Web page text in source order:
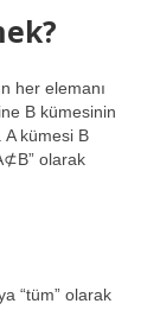
her elemanı
B kümesinin
A kümesi B
olarak
“tüm” olarak